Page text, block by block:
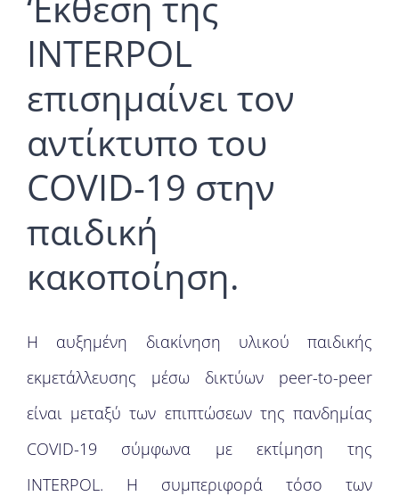
INTERPOL
επισημαίνει τον
αντίκτυπο του
COVID-19 στην
παιδική
κακοποίηση.
H αυξημένη διακίνηση υλικού παιδικής
εκμετάλλευσης μέσω δικτύων peer-to-peer
είναι μεταξύ των επιπτώσεων της πανδημίας
COVID-19 σύμφωνα με εκτίμηση της
INTERPOL. Η συμπεριφορά τόσο των